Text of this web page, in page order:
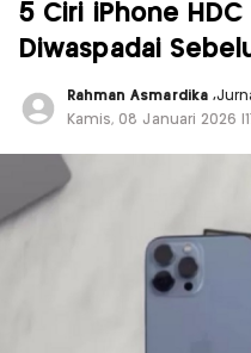
5 Ciri iPhone
Diwaspadai
Rahman Asmardika ,
Kamis, 08 Januari 2026